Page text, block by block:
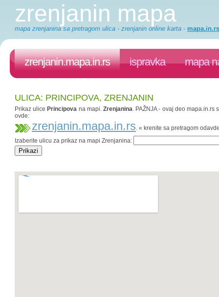
zrenjanin mapa
mapa zrenjanina sa pretragom ulica - zrenjanin online karta - mapa.in.rs
zrenjanin.mapa.in.rs ispravka mapa
ULICA: PRINCIPOVA, ZRENJANIN
Prikaz ulice Principova na mapi. Zrenjanina. PAŽNJA - ovaj deo mapa.in.rs
ovde:
zrenjanin.mapa.in.rs. « krenite sa pretragom
Izaberite ulicu za prikaz na mapi Zrenjanina: